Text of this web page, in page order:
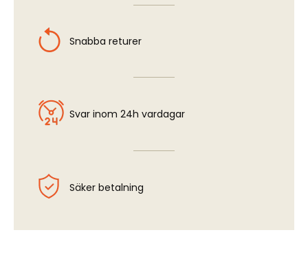
Snabba returer
Svar inom 24h vardagar
Säker betalning